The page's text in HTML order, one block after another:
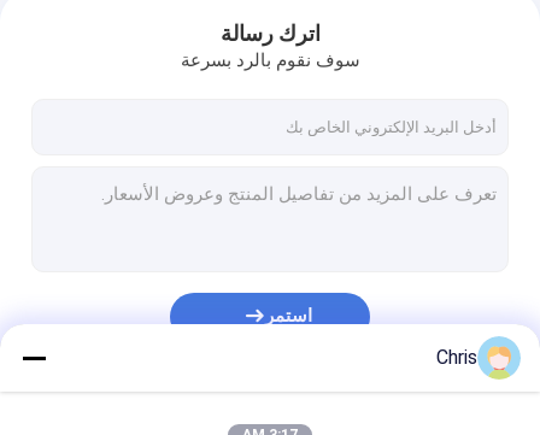
اترك رسالة
سوف نقوم بالرد بسرعة
استمر
Chris